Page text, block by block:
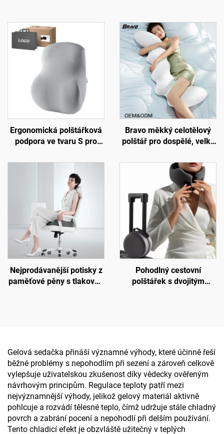
Ergonomická polštářková
podpora ve tvaru S pro
židli do kanceláře,
podložka B7
Bravo měkký celotělový
polštář pro dospělé, velký
na boku, těhotenský
polštář, tělový polštář BP-2
Nejprodávanější potisky z
paměťové pěny s tlakovou
Pohodlný cestovní
polštářek s dvojitým
Gelová sedačka přináší významné výhody, které účinně řeší
běžné problémy s nepohodlím při sezení a zároveň celkově
vylepšuje uživatelskou zkušenost díky vědecky ověřeným
návrhovým principům. Regulace teploty patří mezi
nejvýznamnější výhody, jelikož gelový materiál aktivně
pohlcuje a rozvádí tělesné teplo, čímž udržuje stále chladný
povrch a zabrání pocení a nepohodlí při delším používání.
Tento chladicí efekt je obzvláště užitečný v teplých